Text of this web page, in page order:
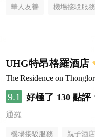
華人友善 機場接駁服務
UHG特昂格羅酒店
The Residence on
9.1 好極了 130 點評
通羅
機場接駁服務 親子酒店